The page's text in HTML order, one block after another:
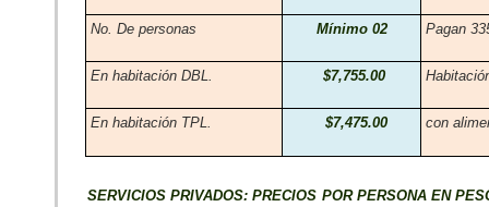
No. De personas Mínimo 02 Pagan
En habitación DBL. $7,755.00
En habitación TPL. $7,475.00 con
SERVICIOS PRIVADOS: PRECIOS POR PERSONA EN